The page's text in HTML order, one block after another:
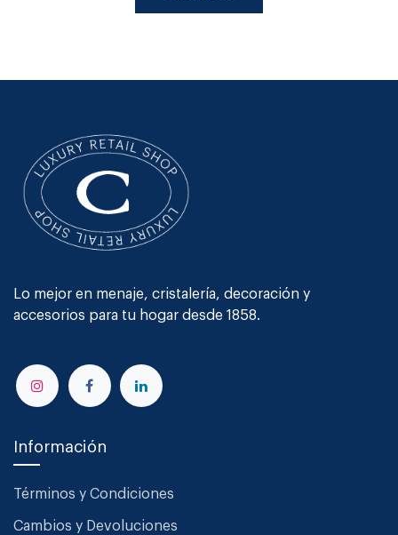
Lo mejor en menaje, cristalería, decoración y
accesorios para tu hogar desde 1858.
Información
Términos y Condiciones
Cambios y Devoluciones